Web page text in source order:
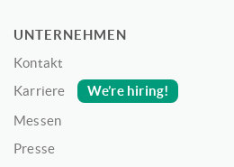
UNTERNEHMEN
Kontakt
Karriere
We’re hiring!
Messen
Presse